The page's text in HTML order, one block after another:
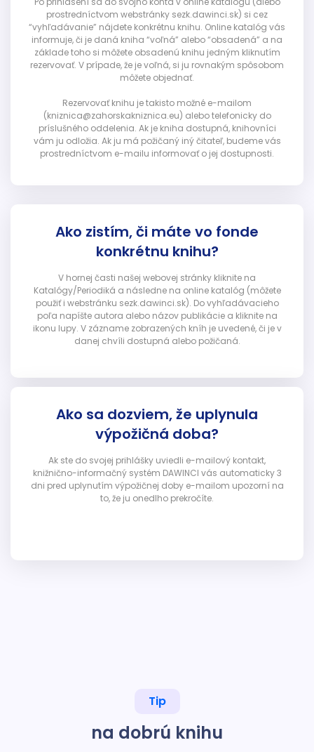
prostredníctvom webstránky sezk.dawinci.sk) si cez
“vyhľadávanie” nájdete konkrétnu knihu. Online katalóg vás
informuje, či je daná kniha “voľná” alebo “obsadená” a na
základe toho si môžete obsadenú knihu jedným kliknutím
rezervovať. V prípade, že je voľná, si ju rovnakým spôsobom
môžete objednať.
Rezervovať knihu je takisto možné e-mailom
(kniznica@zahorskakniznica.eu) alebo telefonicky do
príslušného oddelenia. Ak je kniha dostupná, knihovníci
vám ju odložia. Ak ju má požičaný iný čitateľ, budeme vás
prostredníctvom e-mailu informovať o jej dostupnosti.
Ako zistím, či máte vo fonde
konkrétnu knihu?
V hornej časti našej webovej stránky kliknite na
Katalógy/Periodiká a následne na online katalóg (môžete
použiť i webstránku sezk.dawinci.sk). Do vyhľadávacieho
poľa napíšte autora alebo názov publikácie a kliknite na
ikonu lupy. V zázname zobrazených kníh je uvedené, či je v
danej chvíli dostupná alebo požičaná.
Ako sa dozviem, že uplynula
výpožičná doba?
Ak ste do svojej prihlášky uviedli e-mailový kontakt,
knižnično-informačný systém DAWINCI vás automaticky 3
dni pred uplynutím výpožičnej doby e-mailom upozorní na
to, že ju onedlho prekročíte.
Tip
na dobrú knihu